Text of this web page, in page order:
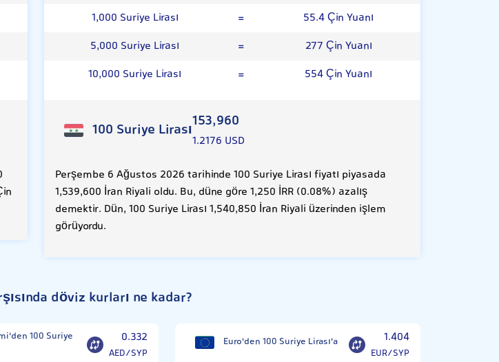
1,000 Suriye Lirası
=
55.4 Çin Yuanı
5,000 Suriye Lirası
=
277 Çin Yuanı
10,000 Suriye Lirası
= 554 Çin Yuanı
100 Suriye Lirası153,960
1.2176 USD
Perşembe 6 Ağustos 2026 tarihinde 100 Suriye Lirası fiyatı piyasada
1,539,600 İran Riyali oldu. Bu, düne göre 1,250 İRR (0.08%) azalış
demektir. Dün, 100 Suriye Lirası 1,540,850 İran Riyali üzerinden işlem
görüyordu.
döviz kurları ne kadar?
100 Suriye 0.332
AED/SYP
Euro'den 100 Suriye Lirası'a 1.404
EUR/SYP